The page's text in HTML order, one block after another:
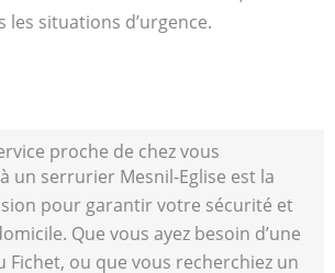
les situations d’urgence.
proche de chez vous
un serrurier Mesnil-Eglise est la
pour garantir votre sécurité et
Que vous ayez besoin d’une
Fichet, ou que vous recherchiez un